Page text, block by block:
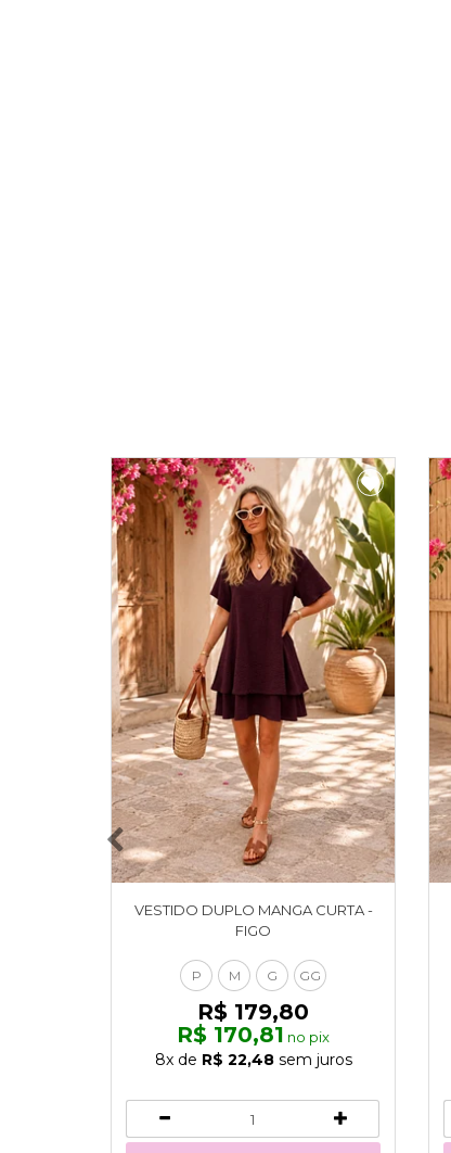
VESTIDO DUPLO MANGA CURTA -
FIGO
P M G GG
R$ 179,80
R$ 170,81 no pix
8xde R$ 22,48sem juros